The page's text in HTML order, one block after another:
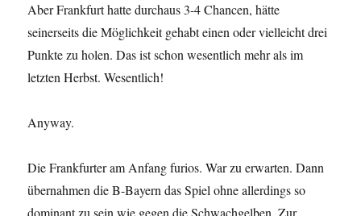
Aber Frankfurt hatte durchaus 3-4 Chancen, hätte
seinerseits die Möglichkeit gehabt einen oder vielleicht drei
Punkte zu holen. Das ist schon wesentlich mehr als im
letzten Herbst. Wesentlich!
Anyway.
Die Frankfurter am Anfang furios. War zu erwarten. Dann
übernahmen die B-Bayern das Spiel ohne allerdings so